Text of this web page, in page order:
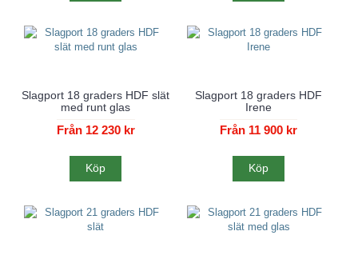
Slagport 18 graders HDF slät
med runt glas
Från 12 230 kr
Köp
Slagport 18 graders HDF
Irene
Från 11 900 kr
Köp